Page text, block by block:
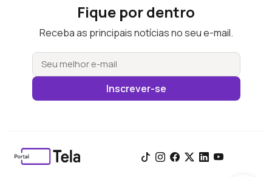
Fique por dentro
Receba as principais notícias no seu e-mail.
Inscrever-se